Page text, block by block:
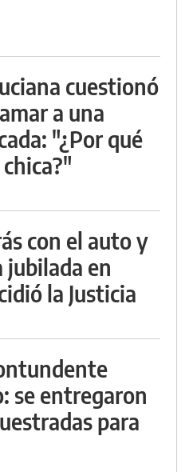
cuestionó
a una
"¿Por qué
con el auto y
jubilada en
la Justicia
se entregaron
para